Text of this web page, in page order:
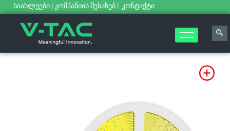
სიახლეები | კომპანიის შესახებ | კონტაქტი